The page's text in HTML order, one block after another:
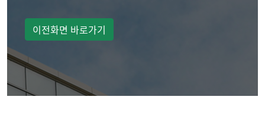
이전화면 바로가기